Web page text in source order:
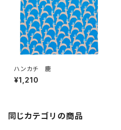
ハンカチ 鹿
¥1,210
同じカテゴリの商品